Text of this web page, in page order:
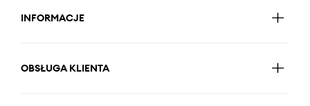
INFORMACJE
OBSŁUGA KLIENTA